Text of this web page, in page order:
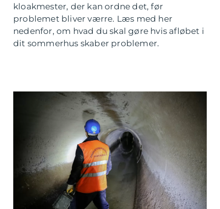
kloakmester, der kan ordne det, før
problemet bliver værre. Læs med her
nedenfor, om hvad du skal gøre hvis afløbet i
dit sommerhus skaber problemer.